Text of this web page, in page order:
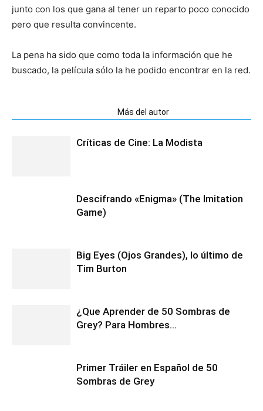
junto con los que gana al tener un reparto poco conocido
pero que resulta convincente.
La pena ha sido que como toda la información que he
buscado, la película sólo la he podido encontrar en la red.
Más del autor
Críticas de Cine: La Modista
Descifrando «Enigma» (The Imitation
Game)
Big Eyes (Ojos Grandes), lo último de
Tim Burton
¿Que Aprender de 50 Sombras de
Grey? Para Hombres…
Primer Tráiler en Español de 50
Sombras de Grey